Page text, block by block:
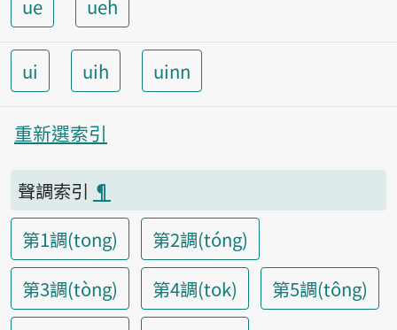
ue ueh
ui uih uinn
重新選索引
聲調索引 ¶
第1調(tong)
第2調(tóng)
第3調(tòng)
第4調(tok)
第5調(tông)